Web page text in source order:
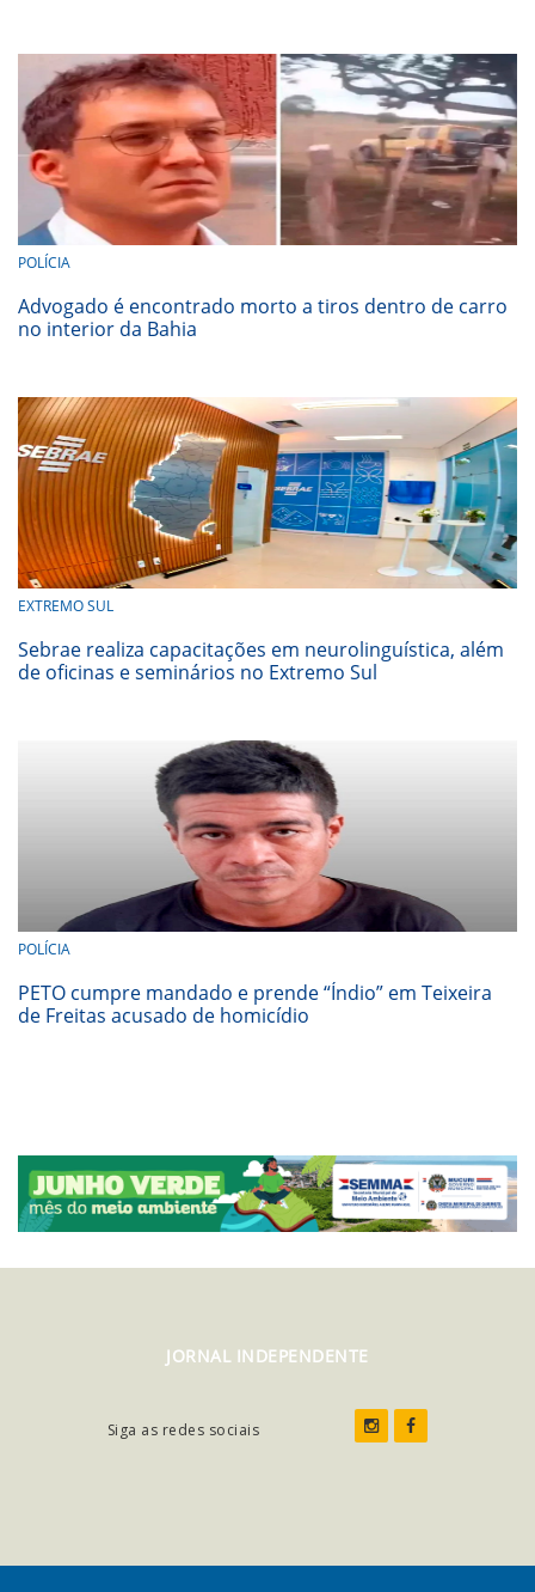
POLÍCIA
Advogado é encontrado morto a tiros dentro de carro
no interior da Bahia
EXTREMO SUL
Sebrae realiza capacitações em neurolinguística, além
de oficinas e seminários no Extremo Sul
POLÍCIA
PETO cumpre mandado e prende “Índio” em Teixeira
de Freitas acusado de homicídio
JORNAL INDEPENDENTE
Siga as redes sociais